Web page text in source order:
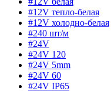
#12V тепло-белая
#12V холодно-белая
#240 шт/м
#24V
#24V 120
#24V 5mm
#24V 60
#24V IP65